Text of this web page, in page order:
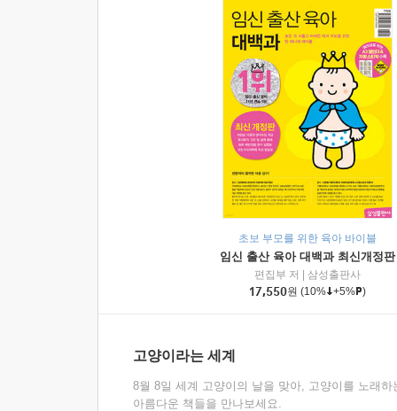
초보 부모를 위한 육아 바이블
임신 출산 육아 대백과 최신개정판
편집부 저
삼성출판사
17,550원 (10% +5% )
고양이라는 세계
8월 8일 세계 고양이의 날을 맞아, 고양이를 노래하
아름다운 책들을 만나보세요.